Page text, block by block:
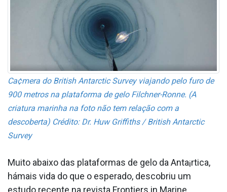
Ca¢mera do British Antarctic Survey viajando pelo furo de
900 metros na plataforma de gelo Filchner-Ronne. (A
criatura marinha na foto não tem relação com a
descoberta) Crédito: Dr. Huw Griffiths / British Antarctic
Survey
Muito abaixo das plataformas de gelo da Anta¡rtica,
hámais vida do que o esperado, descobriu um
estudo recente na revista Frontiers in Marine